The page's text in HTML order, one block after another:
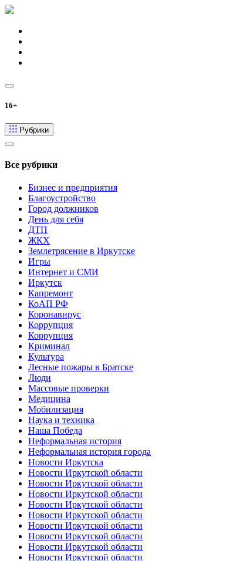
16+
Рубрики
Все рубрики
Бизнес и предприятия
Благоустройство
Город должников
День для себя
ДТП
ЖКХ
Землетрясение в Иркутске
Игры
Интернет и СМИ
Иркутск
Капремонт
КоАП РФ
Коронавирус
Коррупция
Коррупция
Криминал
Культура
Лесные пожары в Братске
Люди
Массовые проверки
Медицина
Мобилизация
Наука и техника
Наша Победа
Неформальная история
Неформальная история города
Новости Иркутска
Новости Иркутской области
Новости Иркутской области
Новости Иркутской области
Новости Иркутской области
Новости Иркутской области
Новости Иркутской области
Новости Иркутской области
Новости Иркутской области
Новости Иркутской области